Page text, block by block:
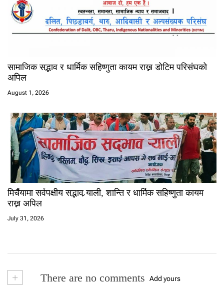
सामाजिक सद्भाव र धार्मिक सहिष्णुता कायम राख्न डोटिम परिसंघको
अपिल
August 1, 2026
मिर्चैयामा सर्वपक्षीय सद्भाव र्‍याली, शान्ति र धार्मिक सहिष्णुता कायम
राख्न अपिल
July 31, 2026
+ There are no comments Add yours